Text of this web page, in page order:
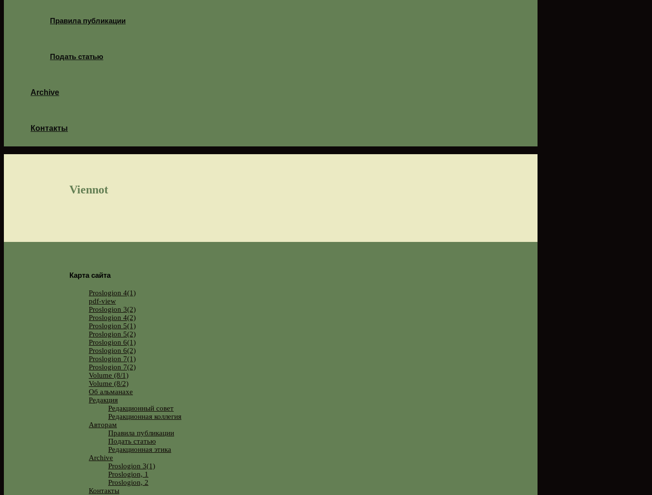
Правила публикации
Подать статью
Archive
Контакты
Viennot
Карта сайта
Proslogion 4(1)
pdf-view
Proslogion 3(2)
Proslogion 4(2)
Proslogion 5(1)
Proslogion 5(2)
Proslogion 6(1)
Proslogion 6(2)
Proslogion 7(1)
Proslogion 7(2)
Volume (8/1)
Volume (8/2)
Об альманахе
Редакция
Редакционный совет
Редакционная коллегия
Авторам
Правила публикации
Подать статью
Редакционная этика
Archive
Proslogion 3(1)
Proslogion, 1
Proslogion, 2
Контакты